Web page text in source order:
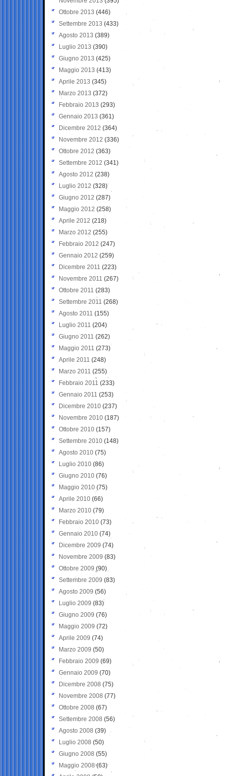
Ottobre 2013 (446)
Settembre 2013 (433)
Agosto 2013 (389)
Luglio 2013 (390)
Giugno 2013 (425)
Maggio 2013 (413)
Aprile 2013 (345)
Marzo 2013 (372)
Febbraio 2013 (293)
Gennaio 2013 (361)
Dicembre 2012 (364)
Novembre 2012 (336)
Ottobre 2012 (363)
Settembre 2012 (341)
Agosto 2012 (238)
Luglio 2012 (328)
Giugno 2012 (287)
Maggio 2012 (258)
Aprile 2012 (218)
Marzo 2012 (255)
Febbraio 2012 (247)
Gennaio 2012 (259)
Dicembre 2011 (223)
Novembre 2011 (267)
Ottobre 2011 (283)
Settembre 2011 (268)
Agosto 2011 (155)
Luglio 2011 (204)
Giugno 2011 (262)
Maggio 2011 (273)
Aprile 2011 (248)
Marzo 2011 (255)
Febbraio 2011 (233)
Gennaio 2011 (253)
Dicembre 2010 (237)
Novembre 2010 (187)
Ottobre 2010 (157)
Settembre 2010 (148)
Agosto 2010 (75)
Luglio 2010 (86)
Giugno 2010 (76)
Maggio 2010 (75)
Aprile 2010 (66)
Marzo 2010 (79)
Febbraio 2010 (73)
Gennaio 2010 (74)
Dicembre 2009 (74)
Novembre 2009 (83)
Ottobre 2009 (90)
Settembre 2009 (83)
Agosto 2009 (56)
Luglio 2009 (83)
Giugno 2009 (76)
Maggio 2009 (72)
Aprile 2009 (74)
Marzo 2009 (50)
Febbraio 2009 (69)
Gennaio 2009 (70)
Dicembre 2008 (75)
Novembre 2008 (77)
Ottobre 2008 (67)
Settembre 2008 (56)
Agosto 2008 (39)
Luglio 2008 (50)
Giugno 2008 (55)
Maggio 2008(63)